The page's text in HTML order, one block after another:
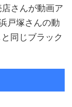
さんが動画ア
戸塚さんの動
同じブラック